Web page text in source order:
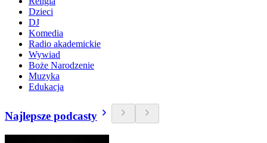
Dzieci
DJ
Komedia
Radio akademickie
Wywiad
Boże Narodzenie
Muzyka
Edukacja
Najlepsze podcasty